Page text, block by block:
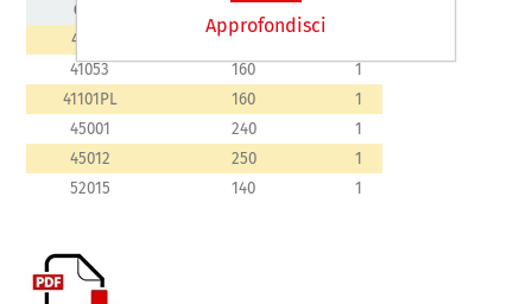
Cod.
41051
41053
160
1
41101PL
160
1
45001
240
1
45012
250
1
52015
140 1
Approfondisci